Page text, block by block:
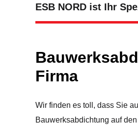
ESB NORD ist Ihr
Firma
Wir finden es toll, dass Sie
Bauwerksabdichtung auf